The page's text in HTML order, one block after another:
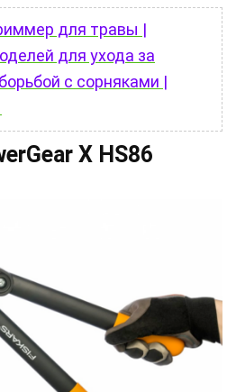
для травы |
для ухода за
с сорняками |
X HS86